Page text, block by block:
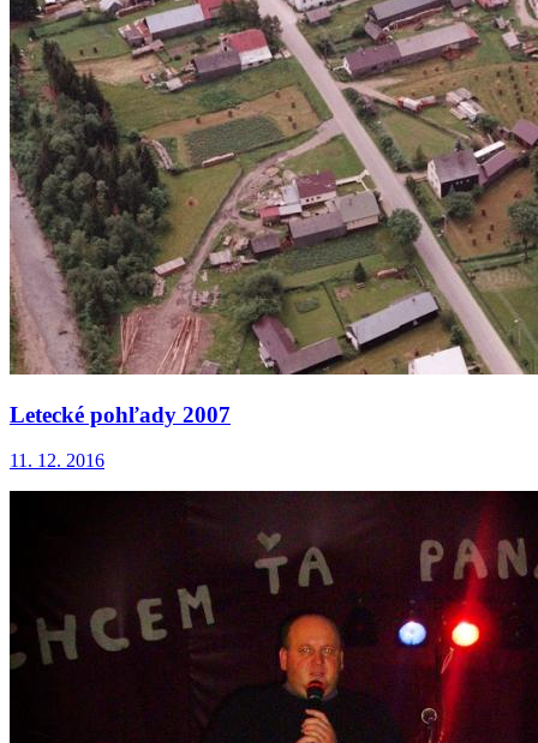
Letecké pohľady 2007
11. 12. 2016